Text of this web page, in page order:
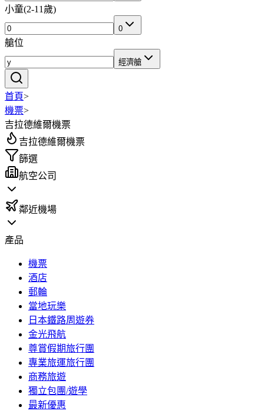
小童(2-11歲)
0
艙位
經濟艙
首頁>
機票>
吉拉德維爾機票
吉拉德維爾機票
篩選
航空公司
鄰近機場
產品
機票
酒店
郵輪
當地玩樂
日本鐵路周遊券
金光飛航
尊賞假期旅行團
專業旅運旅行團
商務旅遊
獨立包團/遊學
最新優惠